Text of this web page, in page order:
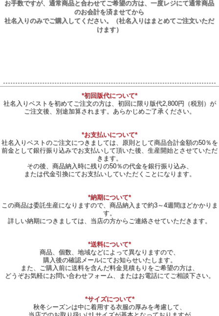
お手数ですが、通常商品と合わせてご希望の方は、一度レジにて通常商品
のお会計を済ませてから
社名入りのみでご購入してください。（社名入りはまとめてご注文いただ
けます）
*初回版代について*
社名入りベストを初めてご注文の方は、初回に限り版代2,800円（税別）が
ご注文後、別途加算されます。あらかじめご了承ください。
*お支払いについて*
社名入りベストのご注文につきましては、原則として商品合計金額の50％を
前金として銀行振り込みでお支払いして頂いた後、生産開始とさせていただ
きます。
その後、商品納入時に残りの50％の代金を銀行振り込み、
または代金引換にてお支払いしていただくことになります。
*納期について*
この商品は委託生産になりますので、商品納入まで約3～4週間ほどかかりま
す。
詳しい納期につきましては、当店の方からご連絡させていただきます。
*送料について*
商品、個数、地域などによって異なりますので、
購入後の確認メールにてお知らせいたします。
また、ご購入前に送料を含んだ料金見積もりをご希望の方は、
どうぞお気軽にお問い合わせフォーム、またはお電話にてご相談下さい。
*サイズについて*
秋冬シーズンは中に着用する衣服の厚みを考慮して、